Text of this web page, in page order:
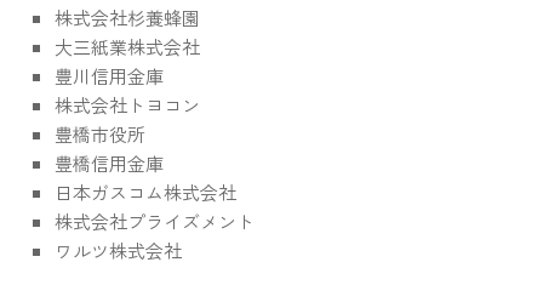
株式会社杉養蜂園
大三紙業株式会社
豊川信用金庫
株式会社トヨコン
豊橋市役所
豊橋信用金庫
日本ガスコム株式会社
株式会社プライズメント
ワルツ株式会社